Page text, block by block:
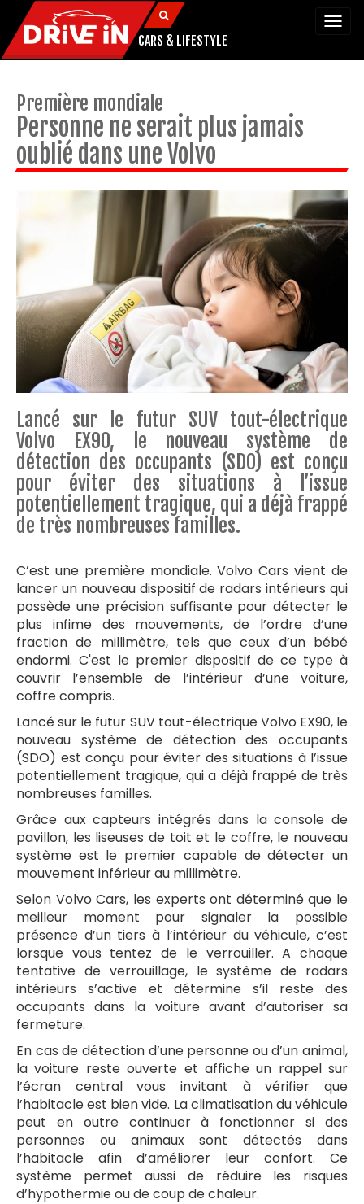
CARS & LIFESTYLE
Première mondiale
Personne ne serait plus jamais
oublié dans une Volvo
Lancé sur le futur SUV tout-électrique
Volvo EX90, le nouveau système de
détection des occupants (SDO) est conçu
pour éviter des situations à l’issue
potentiellement tragique, qui a déjà frappé
de très nombreuses familles.
C’est une première mondiale. Volvo Cars vient de
lancer un nouveau dispositif de radars intérieurs qui
possède une précision suffisante pour détecter le
plus infime des mouvements, de l’ordre d’une
fraction de millimètre, tels que ceux d’un bébé
endormi. C'est le premier dispositif de ce type à
couvrir l’ensemble de l’intérieur d’une voiture,
coffre compris.
Lancé sur le futur SUV tout-électrique Volvo EX90, le
nouveau système de détection des occupants
(SDO) est conçu pour éviter des situations à l’issue
potentiellement tragique, qui a déjà frappé de très
nombreuses familles.
Grâce aux capteurs intégrés dans la console de
pavillon, les liseuses de toit et le coffre, le nouveau
système est le premier capable de détecter un
mouvement inférieur au millimètre.
Selon Volvo Cars, les experts ont déterminé que le
meilleur moment pour signaler la possible
présence d’un tiers à l’intérieur du véhicule, c’est
lorsque vous tentez de le verrouiller. A chaque
tentative de verrouillage, le système de radars
intérieurs s’active et détermine s’il reste des
occupants dans la voiture avant d’autoriser sa
fermeture.
En cas de détection d’une personne ou d’un animal,
la voiture reste ouverte et affiche un rappel sur
l’écran central vous invitant à vérifier que
l’habitacle est bien vide. La climatisation du véhicule
peut en outre continuer à fonctionner si des
personnes ou animaux sont détectés dans
l’habitacle afin d’améliorer leur confort. Ce
système permet aussi de réduire les risques
d’hypothermie ou de coup de chaleur.